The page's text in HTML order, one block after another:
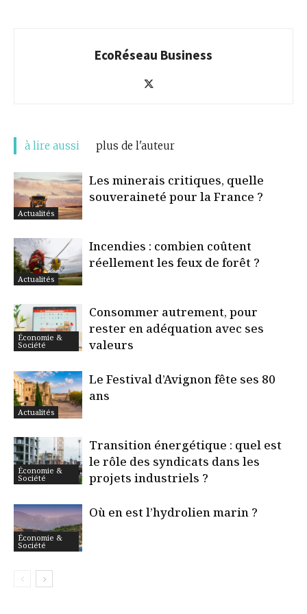
EcoRéseau Business
à lire aussi plus de l'auteur
Actualités
Les minerais critiques, quelle
souveraineté pour la France ?
Actualités
Incendies : combien coûtent
réellement les feux de forêt ?
Économie &
Société
Consommer autrement, pour
rester en adéquation avec ses
valeurs
Actualités
Le Festival d’Avignon fête ses 80
ans
Économie &
Société
Transition énergétique : quel est
le rôle des syndicats dans les
projets industriels ?
Économie &
Société
Où en est l’hydrolien marin ?